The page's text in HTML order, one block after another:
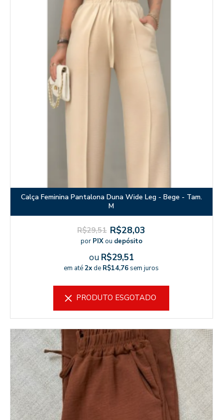
Calça Feminina Pantalona Duna Wide Leg - Bege - Tam.
M
R$29,51 R$28,03
por PIXou depósito
ou R$29,51
em até2xde R$14,76 sem juros
PRODUTO ESGOTADO